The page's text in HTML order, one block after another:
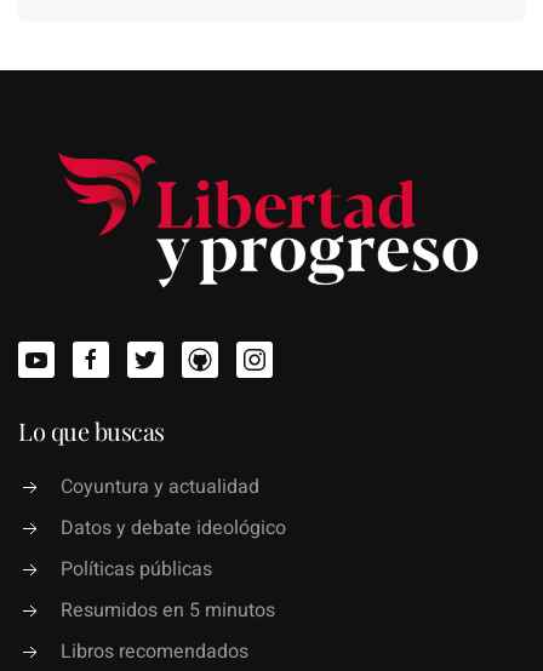
Lo que buscas
Coyuntura y actualidad
Datos y debate ideológico
Políticas públicas
Resumidos en 5 minutos
Libros recomendados